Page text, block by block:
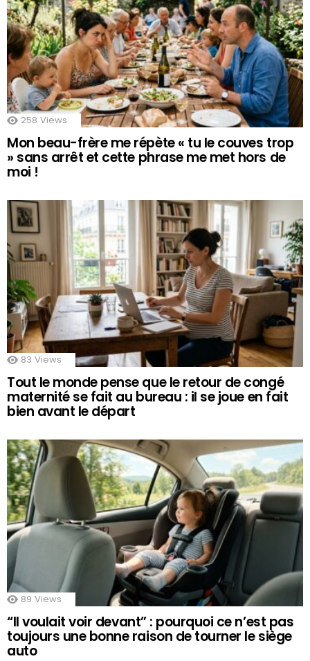
258 Views
Mon beau-frère me répète « tu le couves trop
» sans arrêt et cette phrase me met hors de
moi !
83 Views
Tout le monde pense que le retour de congé
maternité se fait au bureau : il se joue en fait
bien avant le départ
89 Views
“Il voulait voir devant” : pourquoi ce n’est pas
toujours une bonne raison de tourner le siège
auto